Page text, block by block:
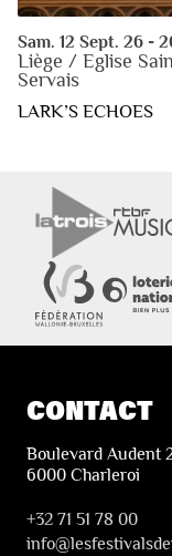
Sam. 12 Sept. 26 -
Liège / Eglise
Servais
LARK’S ECHOES
CONTACT
Boulevard Audent
6000 Charleroi
+32 71 51 78 00
i